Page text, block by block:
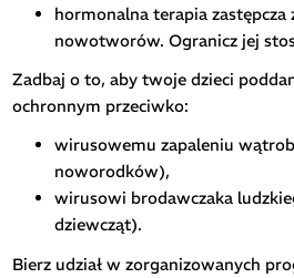
hormonalna terapia
nowotworów. Ogranicz jej
Zadbaj o to, aby twoje dzieci
ochronnym przeciwko:
wirusowemu zapaleniu
noworodków),
wirusowi brodawczaka
dziewcząt).
Bierz udział w zorganizowanych